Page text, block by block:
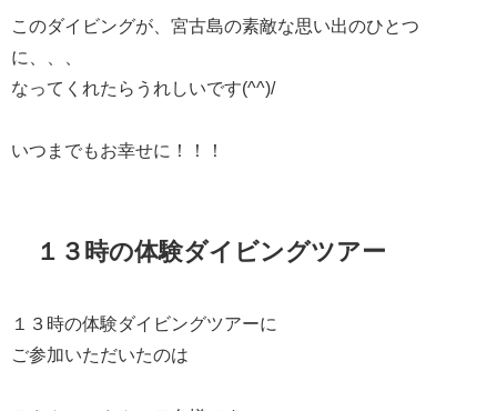
このダイビングが、宮古島の素敵な思い出のひとつ
に、、、
なってくれたらうれしいです(^^)/
いつまでもお幸せに！！！
１３時の体験ダイビングツアー
１３時の体験ダイビングツアーに
ご参加いただいたのは